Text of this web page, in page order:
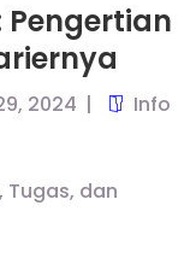
2024
Info
Tugas, dan